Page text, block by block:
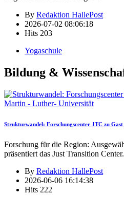
By Redaktion HallePost
2026-07-02 08:06:18
Hits 203
Yogaschule
Bildung &
Martin - Luther- Universität
Strukturwandel: Forschungscenter JTC zu Gast
Forschung für die Region:
präsentiert das Just Transition Center
By Redaktion HallePost
2026-06-06 16:14:38
Hits 222